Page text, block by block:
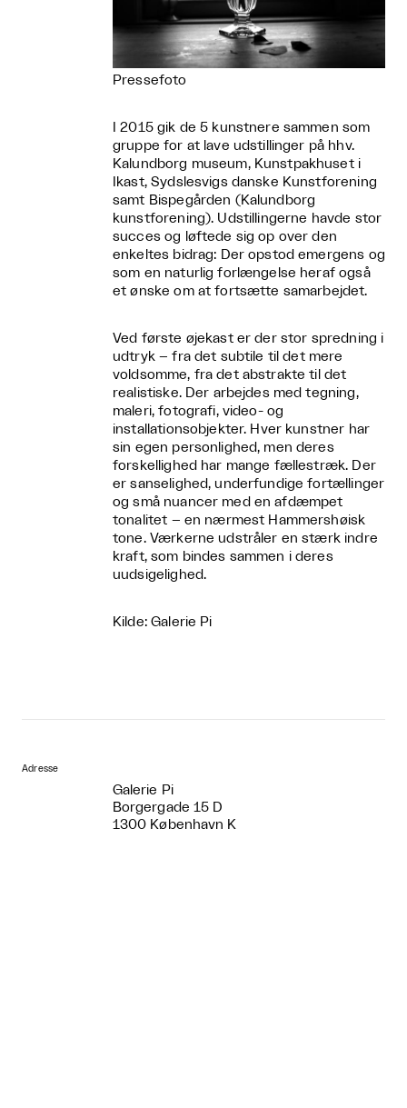
Pressefoto
I 2015 gik de 5 kunstnere sammen som
gruppe for at lave udstillinger på hhv.
Kalundborg museum, Kunstpakhuset i
Ikast, Sydslesvigs danske Kunstforening
samt Bispegården (Kalundborg
kunstforening). Udstillingerne havde stor
succes og løftede sig op over den
enkeltes bidrag: Der opstod emergens og
som en naturlig forlængelse heraf også
et ønske om at fortsætte samarbejdet.
Ved første øjekast er der stor spredning i
udtryk – fra det subtile til det mere
voldsomme, fra det abstrakte til det
realistiske. Der arbejdes med tegning,
maleri, fotografi, video- og
installationsobjekter. Hver kunstner har
sin egen personlighed, men deres
forskellighed har mange fællestræk. Der
er sanselighed, underfundige fortællinger
og små nuancer med en afdæmpet
tonalitet – en nærmest Hammershøisk
tone. Værkerne udstråler en stærk indre
kraft, som bindes sammen i deres
uudsigelighed.
Kilde: Galerie Pi
Adresse
Galerie Pi
Borgergade 15 D
1300 København K